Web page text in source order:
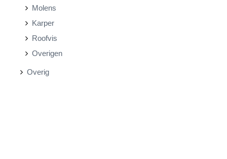
Molens
Karper
Roofvis
Overigen
Overig